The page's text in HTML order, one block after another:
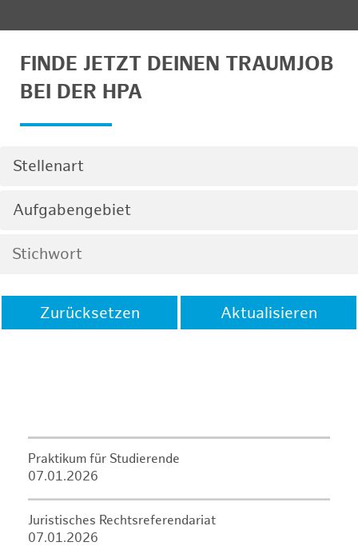
FINDE JETZT DEINEN TRAUMJOB
BEI DER HPA
Stellenart
Aufgabengebiet
Zurücksetzen Aktualisieren
Praktikum für Studierende
07.01.2026
Juristisches Rechtsreferendariat
07.01.2026